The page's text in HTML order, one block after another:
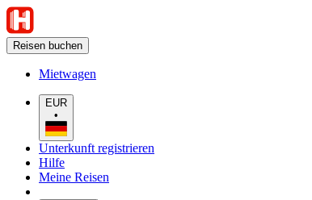
Reisen buchen
Mietwagen
EUR
•
Unterkunft registrieren
Hilfe
Meine Reisen